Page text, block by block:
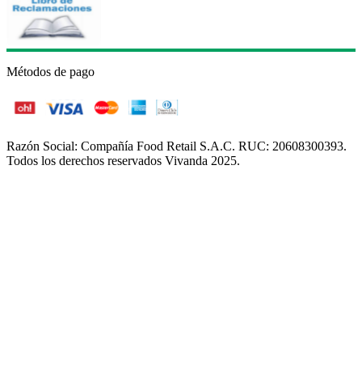
Métodos de pago
Razón Social: Compañía Food Retail S.A.C. RUC: 20608300393.
Todos los derechos reservados Vivanda 2025.